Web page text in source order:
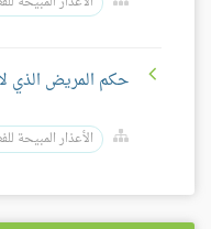
حكم المريض الذي
الأعذار المبيحة